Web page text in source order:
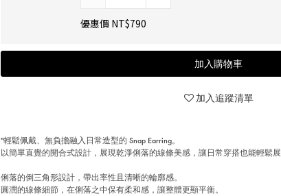
優惠價 NT$790
加入購物車
加入追蹤清單
"輕鬆佩戴、無負擔融入日常造型的 Snap Earring。
以簡單直覺的開合式設計，展現乾淨俐落的線條美感，讓日常穿搭也能輕鬆展
俐落的倒三角形設計，帶出率性且清晰的輪廓感。
圓潤的線條細節，在俐落之中保有柔和感，讓整體更顯平衡。